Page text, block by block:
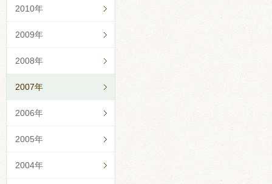
2010年
2009年
2008年
2007年
2006年
2005年
2004年